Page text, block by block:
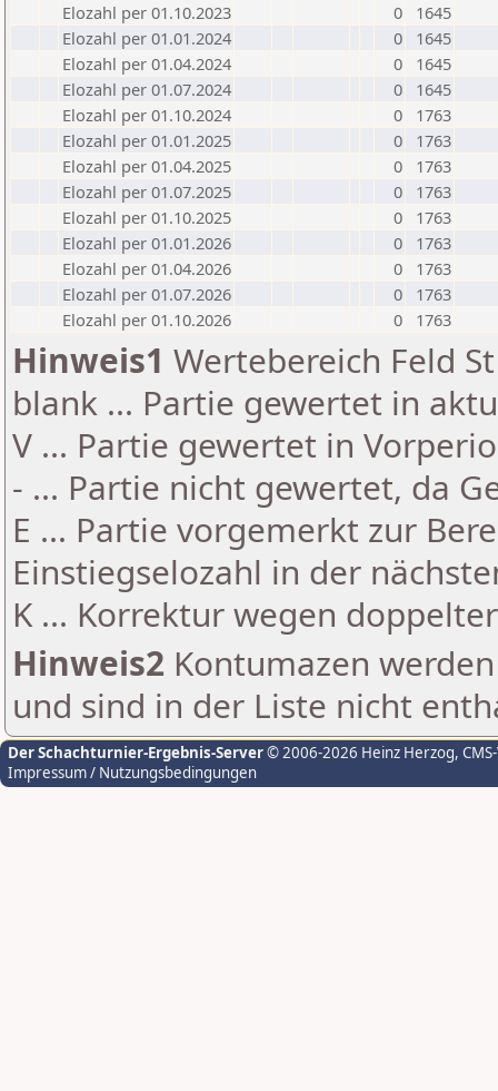
Elozahl per 01.10.2023
0
1645
Elozahl per 01.01.2024
0
1645
Elozahl per 01.04.2024
0
1645
Elozahl per 01.07.2024
0
1645
Elozahl per 01.10.2024
0
1763
Elozahl per 01.01.2025
0
1763
Elozahl per 01.04.2025
0
1763
Elozahl per 01.07.2025
0
1763
Elozahl per 01.10.2025
0
1763
Elozahl per 01.01.2026
0
1763
Elozahl per 01.04.2026
0
1763
Elozahl per 01.07.2026
0
1763
Elozahl per 01.10.2026
0 1763
Hinweis1 Wertebereich Feld
blank ... Partie gewertet in
V ... Partie gewertet in
- ... Partie nicht gewertet, da
E ... Partie vorgemerkt zur
Einstiegselozahl in der
K ... Korrektur wegen
Hinweis2 Kontumazen
und sind in der Liste nicht
Der Schachturnier-Ergebnis-Server© 2006-2026 Heinz Herzog,
Impressum / Nutzungsbedingungen